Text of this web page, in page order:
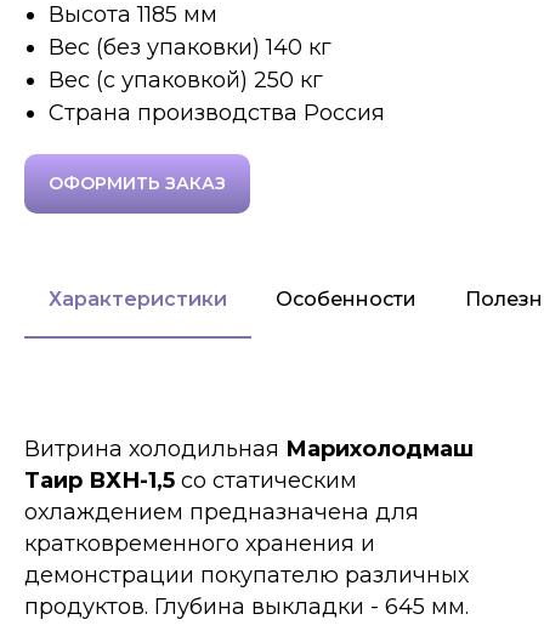
Высота 1185 мм
Вес (без упаковки) 140 кг
Вес (с упаковкой) 250 кг
Страна производства Россия
ОФОРМИТЬ ЗАКАЗ
Характеристики Особенности
Витрина холодильная Марихолодмаш
Таир ВХН-1,5 со статическим
охлаждением предназначена для
кратковременного хранения и
демонстрации покупателю различных
продуктов. Глубина выкладки - 645 мм.